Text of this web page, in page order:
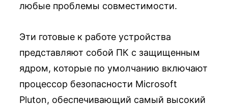
любые проблемы совместимости.
Эти готовые к работе устройства
представляют собой ПК с защищенным
ядром, которые по умолчанию включают
процессор безопасности Microsoft
Pluton, обеспечивающий самый высокий